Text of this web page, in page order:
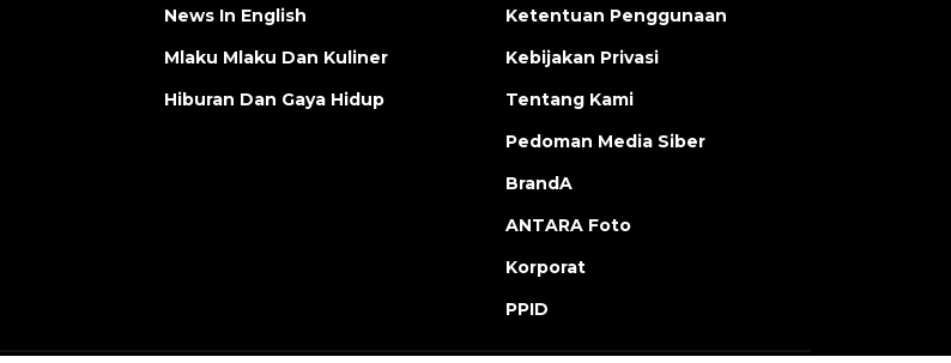
News In English
Mlaku Mlaku Dan Kuliner
Hiburan Dan Gaya Hidup
Ketentuan Penggunaan
Kebijakan Privasi
Tentang Kami
Pedoman Media Siber
BrandA
ANTARA Foto
Korporat
PPID